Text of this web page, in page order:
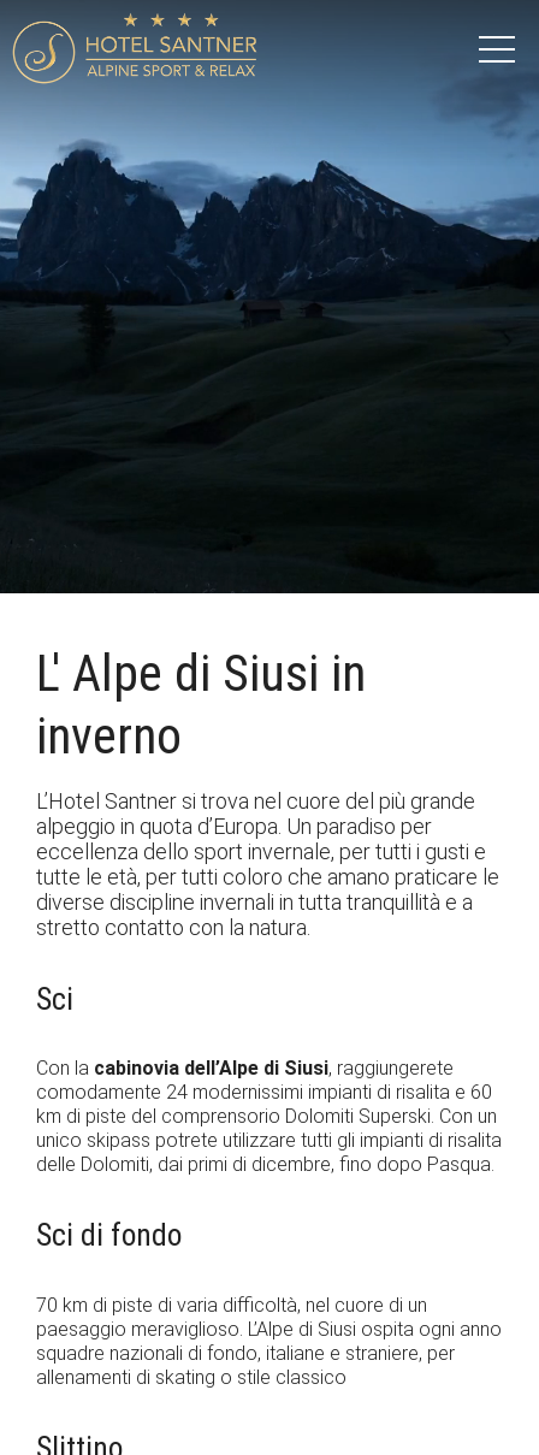
L' Alpe di Siusi in
inverno
L’Hotel Santner si trova nel cuore del più grande
alpeggio in quota d’Europa. Un paradiso per
eccellenza dello sport invernale, per tutti i gusti e
tutte le età, per tutti coloro che amano praticare le
diverse discipline invernali in tutta tranquillità e a
stretto contatto con la natura.
Sci
Con la cabinovia dell’Alpe di Siusi, raggiungerete
comodamente 24 modernissimi impianti di risalita e 60
km di piste del comprensorio Dolomiti Superski. Con un
unico skipass potrete utilizzare tutti gli impianti di risalita
delle Dolomiti, dai primi di dicembre, fino dopo Pasqua.
Sci di fondo
70 km di piste di varia difficoltà, nel cuore di un
paesaggio meraviglioso. L’Alpe di Siusi ospita ogni anno
squadre nazionali di fondo, italiane e straniere, per
allenamenti di skating o stile classico